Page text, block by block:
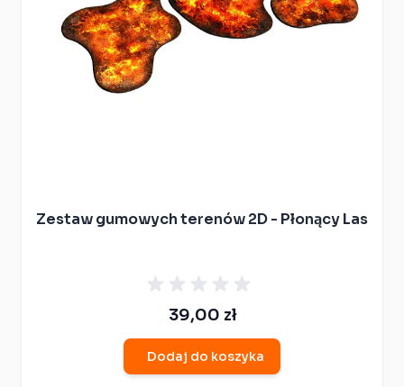
Zestaw gumowych terenów 2D - Płonący Las
39,00 zł
Dodaj do koszyka